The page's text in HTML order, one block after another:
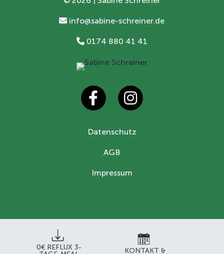
info@sabine-schreiner.de
0174 880 41 41
Datenschutz
AGB
Impressum
0€ REFLUX 3-
KONTAKT &